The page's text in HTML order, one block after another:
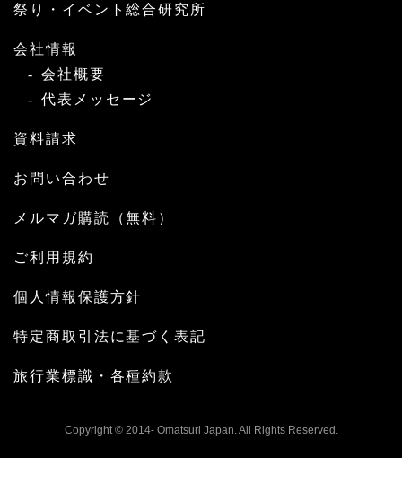
祭り・イベント総合研究所
会社情報
会社概要
代表メッセージ
資料請求
お問い合わせ
メルマガ購読（無料）
ご利用規約
個人情報保護方針
特定商取引法に基づく表記
旅行業標識・各種約款
Copyright © 2014- Omatsuri Japan. All Rights Reserved.